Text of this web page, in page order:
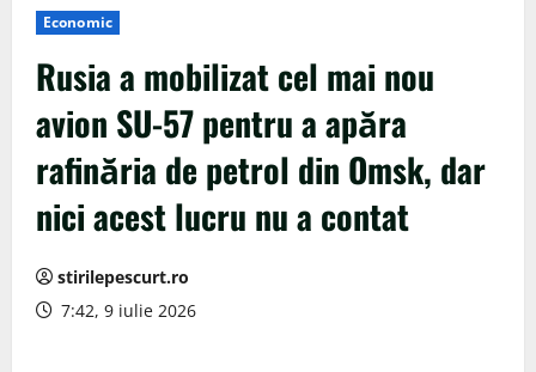
Economic
​Rusia a mobilizat cel mai nou
avion SU-57 pentru a apăra
rafinăria de petrol din Omsk, dar
nici acest lucru nu a contat
stirilepescurt.ro
7:42, 9 iulie 2026